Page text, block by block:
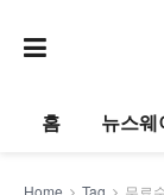
홈 뉴스
Home Tag 무료